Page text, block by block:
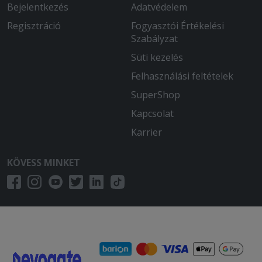
rendeltem
A pizzán kevés volt az ananász, a
gesztenyepürén a tejszínhab folyós
Sziasztok azzal nem lett volna gond
de hogy eltelik egy óra ès utána hív fel
nagyon finom sajttorta helyette azért
egy kakaós ,nutellás palacsinta is jobb
lett volna vagy gesztenye pürè ami egy
sztornózza le ami hivatalos oh
bezártunk èrtem az íz -1 bocsánat soha
Bejelentkezés
Regisztráció
Adatvédelem
Fogyasztói Értékelési
Szabályzat
Süti kezelés
Felhasználási feltételek
SuperShop
Kapcsolat
Karrier
KÖVESS MINKET